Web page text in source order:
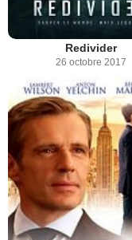
Redivider
26 octobre 2017